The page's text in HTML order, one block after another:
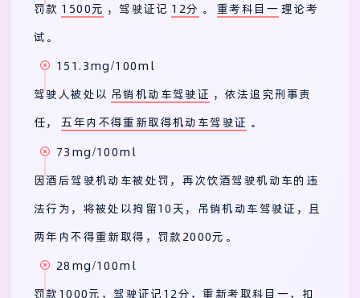
罚款 1500元 ，驾驶证记 12分 。 重考科目一 理论考
试。
151.3mg/100ml
驾驶人被处以 吊销机动车驾驶证 ，依法追究刑事责
任，
五年内不得重新取得机动车驾驶证 。
73mg/100ml
因酒后驾驶机动车被处罚，再次饮酒驾驶机动车的违
法行为，将被处以拘留10天，吊销机动车驾驶证，且
两年内不得重新取得，罚款2000元。
28mg/100ml
罚款1000元，驾驶证记12分，重新考取科目一，扣